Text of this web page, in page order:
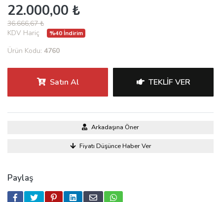
22.000,00 ₺
36.666,67 ₺
KDV Hariç
%40 İndirim
Ürün Kodu: 4760
Satın Al TEKLIF VER
Arkadaşına Öner
Fiyatı Düşünce Haber Ver
Paylaş